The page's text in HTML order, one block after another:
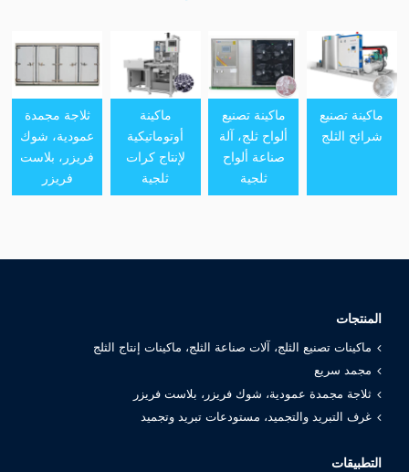
ماكينة تصنيع
شرائح الثلج
ماكينة تصنيع
ألواح ثلج، آلة
صناعة ألواح
ثلجية
ماكينة
أوتوماتيكية
لإنتاج كرات
ثلجية
ثلاجة مجمدة
عمودية، شوك
فريزر، بلاست
فريزر
المنتجات
ماكينات تصنيع الثلج، آلات صناعة الثلج، ماكينات إنتاج الثلج
مجمد سريع
ثلاجة مجمدة عمودية، شوك فريزر، بلاست فريزر
غرف التبريد والتجميد، مستودعات تبريد وتجميد
التطبيقات